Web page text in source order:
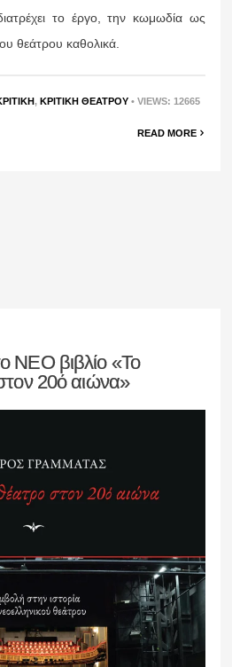
το έργο, την κωμωδία ως
θεάτρου καθολικά.
,ΚΡΙΤΙΚΉ ΘΕΆΤΡΟΥ • VIEWS: 12665
READ MORE
ΝΕΟ βιβλίο «Το
20ό αιώνα»